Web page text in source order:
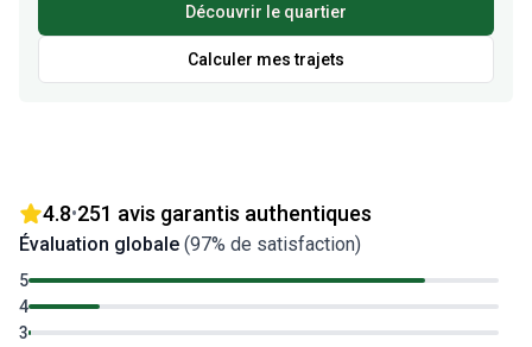
Découvrir le quartier
Calculer mes trajets
4.8•251 avis garantis authentiques
Évaluation globale (97% de satisfaction)
5
4
3